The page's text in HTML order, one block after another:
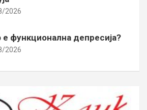
2026
функционална депресија?
2026